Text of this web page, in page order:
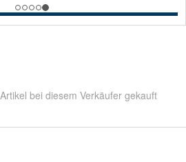
bei diesem Verkäufer gekauft